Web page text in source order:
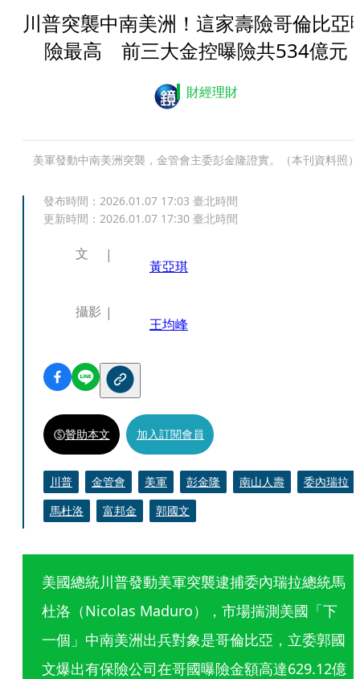
川普突襲中南美洲！這家壽險哥倫比亞
險最高 前三大金控曝險共534億元
財經理財
美軍發動中南美洲突襲，金管會主委彭金隆證實。（本刊資料照）
發布時間： 2026.01.07 17:03 臺北時間
更新時間： 2026.01.07 17:30 臺北時間
文
黃亞琪
攝影
王均峰
贊助本文 加入訂閱會員
川普 金管會 美軍 彭金隆 南山人壽
委內瑞拉
馬杜洛
富邦金 郭國文
美國總統川普發動美軍突襲逮捕委內瑞拉總統馬
杜洛（Nicolas Maduro），市場揣測美國「下
一個」中南美洲出兵對象是哥倫比亞，立委郭國
文爆出有保險公司在哥國曝險金額高達629.12億